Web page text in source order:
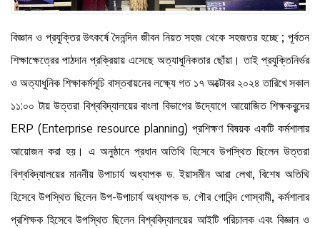
বিজ্ঞান ও প্রযুক্তির উৎকর্ষে দৈনন্দিন জীবন নিয়ত সহজ থেকে সহজতর হচ্ছে ; পূর্বতন
শিক্ষাক্ষেত্রের পাঠদান প্রক্রিয়ায় এসেছে অত্যাধুনিকতার ছোঁয়া। তাই প্রযুক্তিনির্ভর
ও অত্যাধুনিক শিক্ষাকর্মসূচি বাস্তবায়নের লক্ষ্যে গত ১৭ অক্টোবর ২০২৪ তারিখে সকাল
১১:০০ টায় উত্তরা বিশ্ববিদ্যালয়ের বাংলা বিভাগের উদ্যোগে আয়োজিত শিক্ষকবৃন্দের
ERP (Enterprise resource planning) প্রশিক্ষণ বিষয়ক একটি কর্মশালার
আয়োজন করা হয়। এ অনুষ্ঠানে প্রধান অতিথি হিসেবে উপস্থিত ছিলেন উত্তরা
বিশ্ববিদ্যালয়ের মাননীয় উপাচার্য অধ্যাপক ড. ইয়াসমীন আরা লেখা, বিশেষ অতিথি
হিসেবে উপস্থিত ছিলেন উপ-উপাচার্য অধ্যাপক ড. গৌর গোবিন্দ গোস্বামী, কর্মশালার
প্রশিক্ষক হিসেবে উপস্থিত ছিলেন বিশ্ববিদ্যালয়ের আইটি পরিচালক এবং বিজ্ঞান ও